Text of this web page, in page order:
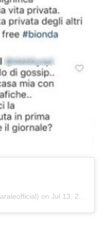
on Jul 13, 2017 at 4:22am PDT